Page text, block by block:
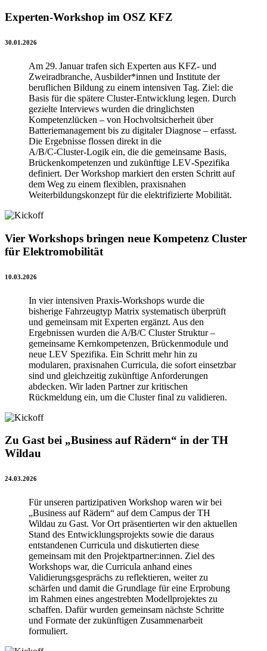
Experten-Workshop im OSZ KFZ
30.01.2026
Am 29. Januar trafen sich Experten aus KFZ‑ und
Zweiradbranche, Ausbilder*innen und Institute der
beruflichen Bildung zu einem intensiven Tag. Ziel: die
Basis für die spätere Cluster‑Entwicklung legen. Durch
gezielte Interviews wurden die dringlichsten
Kompetenzlücken – von Hochvoltsicherheit über
Batteriemanagement bis zu digitaler Diagnose – erfasst.
Die Ergebnisse flossen direkt in die
A/B/C‑Cluster‑Logik ein, die die gemeinsame Basis,
Brückenkompetenzen und zukünftige LEV‑Spezifika
definiert. Der Workshop markiert den ersten Schritt auf
dem Weg zu einem flexiblen, praxisnahen
Weiterbildungskonzept für die elektrifizierte Mobilität.
Vier Workshops bringen neue Kompetenz Cluster
für Elektromobilität
10.03.2026
In vier intensiven Praxis-Workshops wurde die
bisherige Fahrzeugtyp Matrix systematisch überprüft
und gemeinsam mit Experten ergänzt. Aus den
Ergebnissen wurden die A/B/C Cluster Struktur –
gemeinsame Kernkompetenzen, Brückenmodule und
neue LEV Spezifika. Ein Schritt mehr hin zu
modularen, praxisnahen Curricula, die sofort einsetzbar
sind und gleichzeitig zukünftige Anforderungen
abdecken. Wir laden Partner zur kritischen
Rückmeldung ein, um die Cluster final zu validieren.
Zu Gast bei „Business auf Rädern“ in der TH
Wildau
24.03.2026
Für unseren partizipativen Workshop waren wir bei
„Business auf Rädern“ auf dem Campus der TH
Wildau zu Gast. Vor Ort präsentierten wir den aktuellen
Stand des Entwicklungsprojekts sowie die daraus
entstandenen Curricula und diskutierten diese
gemeinsam mit den Projektpartner:innen. Ziel des
Workshops war, die Curricula anhand eines
Validierungsgesprächs zu reflektieren, weiter zu
schärfen und damit die Grundlage für eine Erprobung
im Rahmen eines angestrebten Modellprojektes zu
schaffen. Dafür wurden gemeinsam nächste Schritte
und Formate der zukünftigen Zusammenarbeit
formuliert.